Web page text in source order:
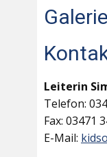
Galerie
Leiterin
Telefon:
Fax: 03471
E-Mail: